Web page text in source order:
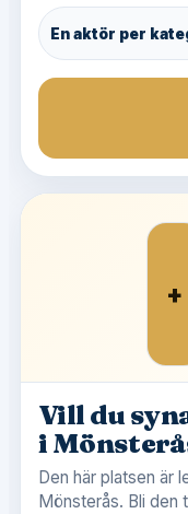
En aktör per
+
Vill du
i
Den här platsen är
Mönsterås. Bli den